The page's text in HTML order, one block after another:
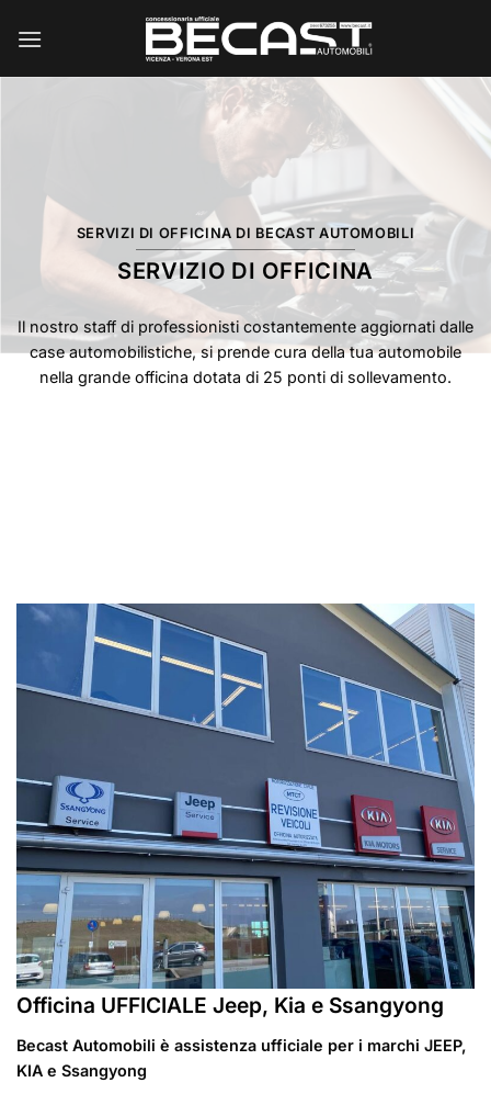
SERVIZI DI OFFICINA DI BECAST AUTOMOBILI
SERVIZIO DI OFFICINA
Il nostro staff di professionisti costantemente aggiornati dalle
case automobilistiche, si prende cura della tua automobile
nella grande officina dotata di 25 ponti di sollevamento.
Officina UFFICIALE Jeep, Kia e Ssangyong
Becast Automobili è assistenza ufficiale per i marchi JEEP,
KIA e Ssangyong